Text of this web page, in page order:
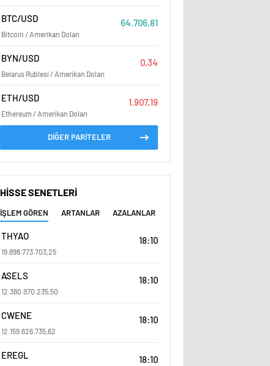
BTC/USD
Bitcoin / Amerikan Doları
64.706,81
BYN/USD
Belarus Rublesi / Amerikan Doları
0,34
ETH/USD
Ethereum / Amerikan Doları
1.907,19
DİĞER PARİTELER
HİSSE SENETLERİ
İŞLEM GÖREN ARTANLAR AZALANLAR
THYAO
19.898.773.703,25
18:10
ASELS
12.380.970.235,50
18:10
CWENE
12.159.626.735,62
18:10
EREGL 18:10